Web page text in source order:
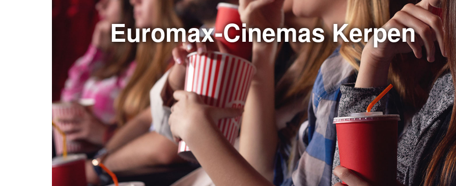
Euromax-Cinemas Kerpen